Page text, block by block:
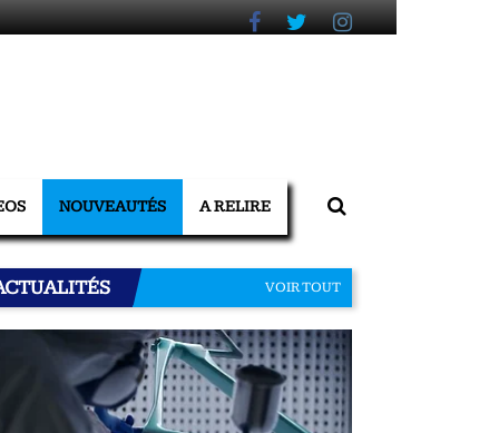
NOUVEAUTÉS A RELIRE
VOIR TOUT